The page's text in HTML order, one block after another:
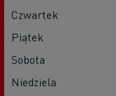
Czwartek
Piątek
Sobota
Niedziela